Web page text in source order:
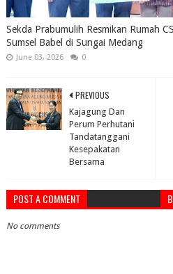
Sekda Prabumulih Resmikan Rumah
Sumsel Babel di Sungai Medang
June 03, 2026 0
PREVIOUS
Kajagung Dan
Perum Perhutani
Tandatanggani
Kesepakatan
Bersama
POST A COMMENT
No comments